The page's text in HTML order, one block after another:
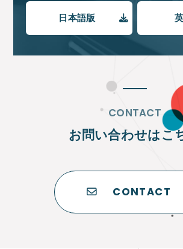
日本語版
CONTACT
お問い合わせはこ
CONTACT